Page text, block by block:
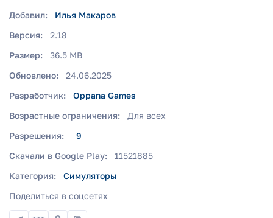
Добавил:
Илья Макаров
Версия:
2.18
Размер:
36.5 MB
Обновлено:
24.06.2025
Разработчик:
Oppana Games
Возрастные ограничения:
Для всех
Разрешения:
9
Скачали в Google Play:
11521885
Категория:
Симуляторы
Поделиться в соцсетях